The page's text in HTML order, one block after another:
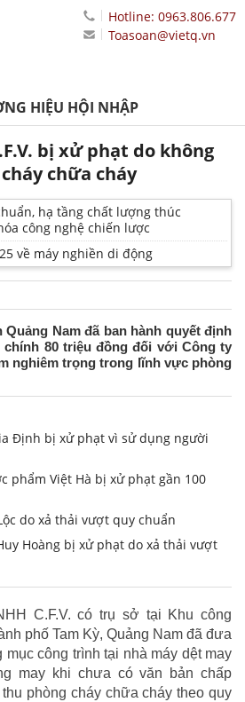
Hotline: 0963.806.677
Toasoan@vietq.vn
HIỆU HỘI NHẬP
bị xử phạt do không
chữa cháy
hạ tầng chất lượng thúc
công nghệ chiến lược
về máy nghiền di động
Quảng Nam đã ban hành quyết định
80 triệu đồng đối với Công ty
nghiêm trọng trong lĩnh vực phòng
Định bị xử phạt vì sử dụng người
phẩm Việt Hà bị xử phạt gần 100
do xả thải vượt quy chuẩn
Hoàng bị xử phạt do xả thải vượt
C.F.V. có trụ sở tại Khu công
phố Tam Kỳ, Quảng Nam đã đưa
công trình tại nhà máy dệt may
may khi chưa có văn bản chấp
phòng cháy chữa cháy theo quy